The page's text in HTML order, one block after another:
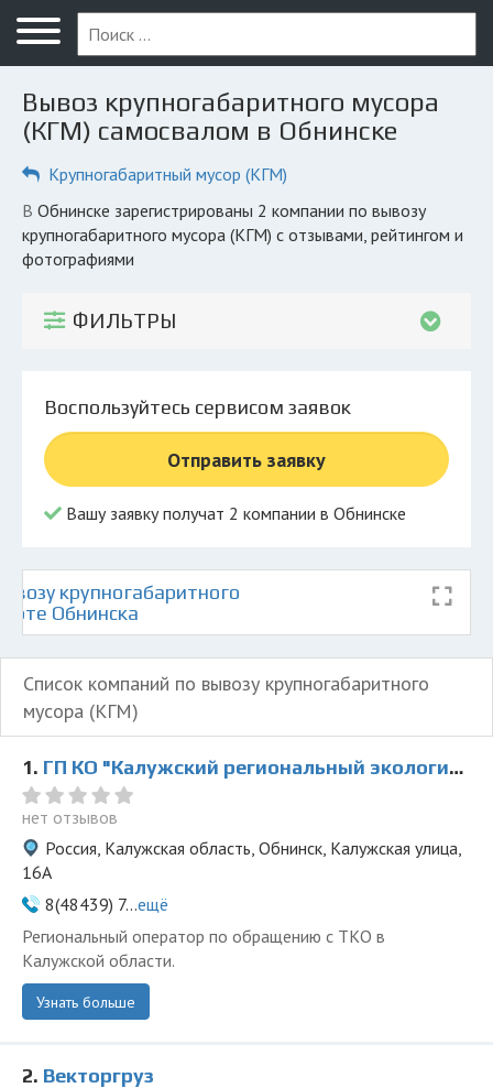
Меню
Главная
Вопрос юристу
Компании
КОМПАНИЯМ
© 2026 Все права защищены
Вывоз крупногабаритного мусора
(КГМ) самосвалом в Обнинске
Крупногабаритный мусор (КГМ)
в Обнинске зарегистрированы 2 компании по вывозу
крупногабаритного мусора (КГМ) с отзывами, рейтингом и
фотографиями
ФИЛЬТРЫ
Воспользуйтесь сервисом заявок
Отправить заявку
Вашу заявку получат 2 компании в Обнинске
крупногабаритного
Обнинска
Список компаний по вывозу крупногабаритного
мусора (КГМ)
1. ГП КО "Калужский региональный экологический оператор"
нет отзывов
Россия, Калужская область, Обнинск, Калужская улица,
16А
8(48439) 7...ещё
Региональный оператор по обращению с ТКО в
Калужской области.
Узнать больше
2. Векторгруз